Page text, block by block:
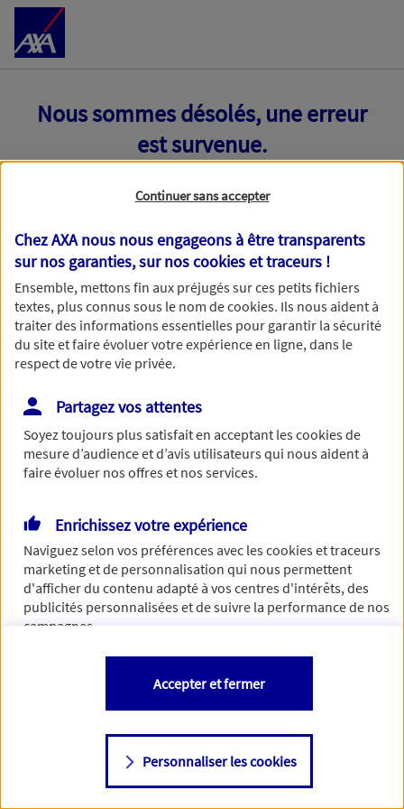
Accéder au Contenu
Nous sommes désolés, une erreur
est survenue.
Toutes nos excuses, une erreur technique nous empêche
de traiter votre demande. N'hésitez pas à rafraichir ce
formulaire dans quelques minutes.
Si besoin, vous pouvez nous joindre via notre page de
contact.
> Nous contacter
Continuer sans accepter
Chez AXA nous nous engageons à être transparents
sur nos garanties, sur noscookies et traceurs !
Ensemble, mettons fin aux préjugés sur ces petits fichiers
textes, plus connus sous le nom decookies. Ils nous aident à
traiter des informations essentielles pour garantir la sécurité
du site et faire évoluer votre expérience en ligne, dans le
respect de votre vie privée.
Partagez vos attentes
Soyez toujours plus satisfait en acceptant lescookiesde
mesure d’audience et d’avis utilisateurs qui nous aident à
faire évoluer nos offres et nos services.
Enrichissez votre expérience
Naviguez selon vos préférences avec lescookies et traceurs
marketing et de personnalisation qui nous permettent
d'afficher du contenu adapté à vos centres d'intérêts, des
publicités personnalisées et de suivre la performance de nos
campagnes.
Vous êtes libre de les accepter, de les refuser comme de
changer d'avis à tout moment en allant sur
Consulter notre politique decookies
Personnaliser les cookies
Accepter et fermer